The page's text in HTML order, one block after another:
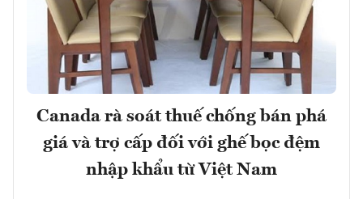
Canada rà soát thuế chống bán phá
giá và trợ cấp đối với ghế bọc đệm
nhập khẩu từ Việt Nam